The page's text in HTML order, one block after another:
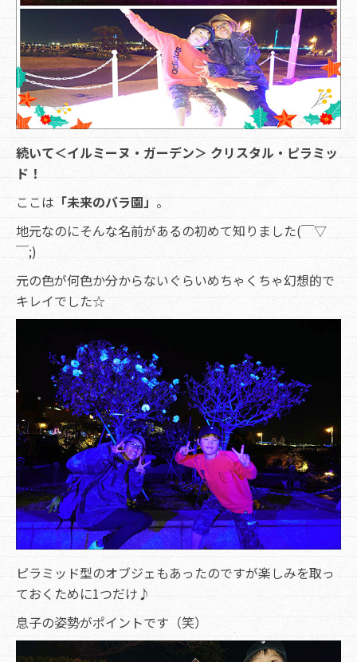
続いて＜イルミーヌ・ガーデン＞ クリスタル・ピラミッ
ド！
ここは 「未来のバラ園」 。
地元なのにそんな名前があるの初めて知りました(￣▽
￣;)
元の色が何色か分からないぐらいめちゃくちゃ幻想的で
キレイでした☆
ピラミッド型のオブジェもあったのですが楽しみを取っ
ておくために1つだけ♪
息子の姿勢がポイントです（笑）